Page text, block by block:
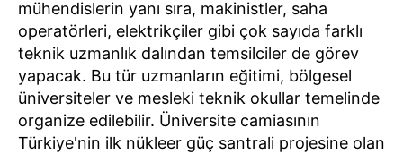
mühendislerin yanı sıra, makinistler, saha
operatörleri, elektrikçiler gibi çok sayıda farklı
teknik uzmanlık dalından temsilciler de görev
yapacak. Bu tür uzmanların eğitimi, bölgesel
üniversiteler ve mesleki teknik okullar temelinde
organize edilebilir. Üniversite camiasının
Türkiye'nin ilk nükleer güç santrali projesine olan